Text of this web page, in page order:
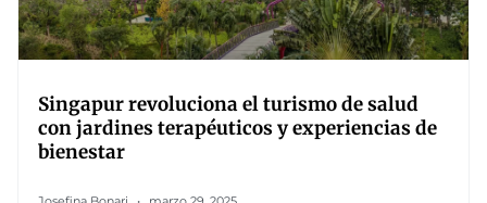
Singapur revoluciona el turismo de salud
con jardines terapéuticos y experiencias de
bienestar